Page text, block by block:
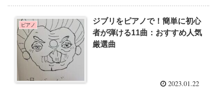
ピアノ
ジブリをピアノで！簡単に初心
者が弾ける11曲：おすすめ人気
厳選曲
2023.01.22